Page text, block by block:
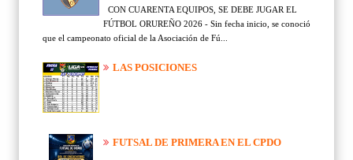
CON CUARENTA EQUIPOS, SE DEBE JUGAR EL
FÚTBOL ORUREÑO 2026 - Sin fecha inicio, se conoció
que el campeonato oficial de la Asociación de Fú...
LAS POSICIONES
FUTSAL DE PRIMERA EN EL CPDO